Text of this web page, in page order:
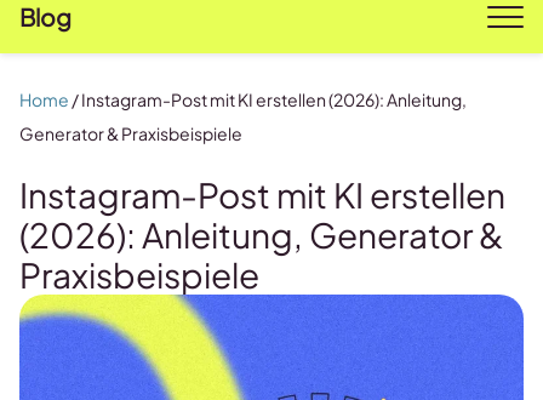
Blog
Instagram-Post mit KI erstellen
(2026): Anleitung, Generator &
Praxisbeispiele
Home /Instagram-Post mit KI erstellen (2026): Anleitung,
Generator & Praxisbeispiele